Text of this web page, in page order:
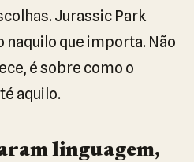
Jurassic Park
que importa. Não
é sobre como o
aquilo.
linguagem,